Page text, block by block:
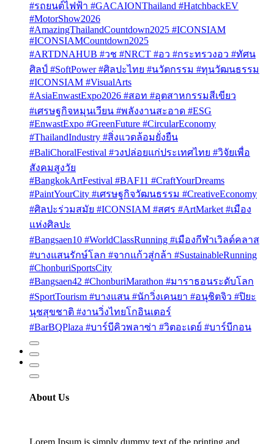
#รถยนต์ไฟฟ้า #GACAIONThailand #HatchbackEV
#MotorShow2026
#AmazingThailandCountdown2025 #ICONSIAM
#ICONSIAMCountdown2025
#ARTDNAHUB #วช #NRCT #อว #กระทรวงอว #ทัศน
ศิลป์ #SoftPower #ศิลปะไทย #นวัตกรรม #ทุนวัฒนธรรม
#ICONSIAM #VisualArts
#AsiaEnwastExpo2026 #สอท #อุตสาหกรรมสีเขียว
#เศรษฐกิจหมุนเวียน #พลังงานสะอาด #ESG
#EnwastExpo #GreenFuture #CircularEconomy
#ThailandIndustry #สิ่งแวดล้อมยั่งยืน
#BaliChoralFestival #วงปล่อยแก่ประเทศไทย #วิจัยเพื่อ
สังคมสูงวัย
#BangkokArtFestival #BAF11 #CraftYourDreams
#PaintYourCity #เศรษฐกิจวัฒนธรรม #CreativeEconomy
#ศิลปะร่วมสมัย #ICONSIAM #สศร #ArtMarket #เมือง
แห่งศิลปะ
#Bangsaen10 #WorldClassRunning #เมืองกีฬาเวิลด์คลาส
#บางแสนรักษ์โลก #จากแก้วสู่กล้า #SustainableRunning
#ChonburiSportsCity
#Bangsaen42 #ChonburiMarathon #มาราธอนระดับโลก
#SportTourism #บางแสน #นักวิ่งเคนยา #อนุชิตจิว #ปิยะ
นุชสุขชาติ #งานวิ่งไทยโกอินเตอร์
#BarBQPlaza #บาร์บีคิวพลาซ่า #วิตอะเดย์ #บาร์บีกอน
About Us
Lorem Ipsum is simply dummy text of the printing and